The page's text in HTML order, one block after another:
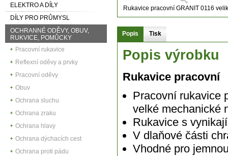
ELEKTRO A DÍLY
DÍLY PRO PRŮMYSL
OCHRANNÉ ODĚVY, OBUV,
RUKVICE, POMŮCKY
Pracovní rukavice
Reflexní oděvy a prvky
Pracovní oděvy
Obuv
Ochrana sluchu
Ochrana zraku
Ochrana hlavy
Ochrana dýchacích cest
Ochrana proti pádu
Rukavice pracovní GRANIT 0116
Popis Tisk
Popis výrobku
Rukavice pracovní
Pracovní rukavice
velké mechanické
Rukavice s
V dlaňové části
Vhodné pro